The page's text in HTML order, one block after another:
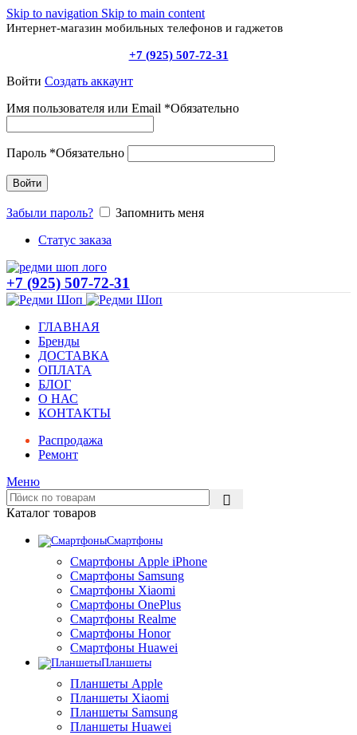
Skip to navigation Skip to main content
Интернет-магазин мобильных телефонов и гаджетов
+7 (925) 507-72-31
Войти Создать аккаунт
Имя пользователя или Email *Обязательно
Пароль *Обязательно
Войти
Забыли пароль?
Запомнить меня
Статус заказа
+7 (925) 507-72-31
ГЛАВНАЯ
Бренды
ДОСТАВКА
ОПЛАТА
БЛОГ
О НАС
КОНТАКТЫ
Распродажа
Ремонт
Меню
Каталог товаров
Смартфоны
Смартфоны Apple iPhone
Смартфоны Samsung
Смартфоны Xiaomi
Смартфоны OnePlus
Смартфоны Realme
Смартфоны Honor
Смартфоны Huawei
Планшеты
Планшеты Apple
Планшеты Xiaomi
Планшеты Samsung
Планшеты Huawei